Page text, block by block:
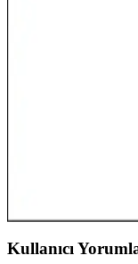
Kullanıcı